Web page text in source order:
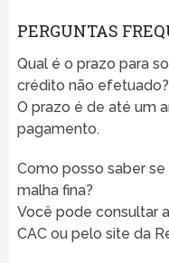
PERGUNTAS
Qual é o prazo para
crédito não efetuado?
O prazo é de até um
pagamento.
Como posso saber
malha fina?
Você pode consultar
CAC ou pelo site da